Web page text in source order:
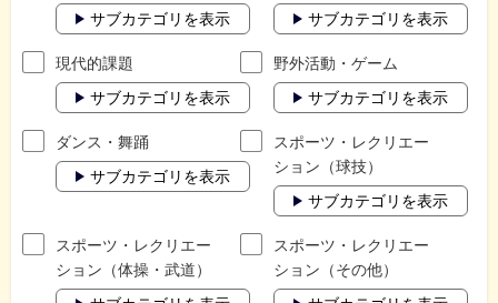
サブカテゴリを表示
サブカテゴリを表示
現代的課題
サブカテゴリを表示
野外活動・ゲーム
サブカテゴリを表示
ダンス・舞踊
サブカテゴリを表示
スポーツ・レクリエー
ション（球技）
サブカテゴリを表示
スポーツ・レクリエー
ション（体操・武道）
スポーツ・レクリエー
ション（その他）